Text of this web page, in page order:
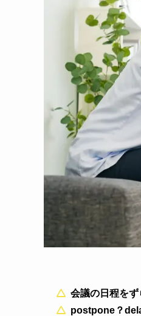
会議の日程を
postpone？